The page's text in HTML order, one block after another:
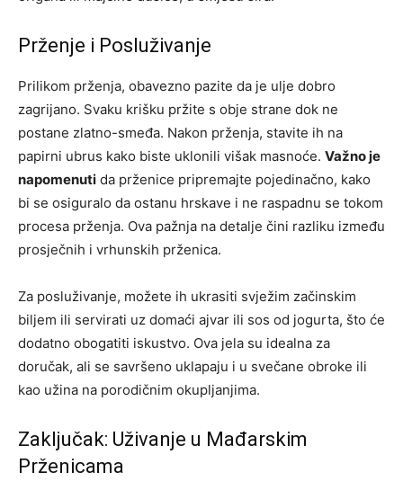
Prženje i Posluživanje
Prilikom prženja, obavezno pazite da je ulje dobro
zagrijano. Svaku krišku pržite s obje strane dok ne
postane zlatno-smeđa. Nakon prženja, stavite ih na
papirni ubrus kako biste uklonili višak masnoće. Važno je
napomenuti da prženice pripremajte pojedinačno, kako
bi se osiguralo da ostanu hrskave i ne raspadnu se tokom
procesa prženja. Ova pažnja na detalje čini razliku između
prosječnih i vrhunskih prženica.
Za posluživanje, možete ih ukrasiti svježim začinskim
biljem ili servirati uz domaći ajvar ili sos od jogurta, što će
dodatno obogatiti iskustvo. Ova jela su idealna za
doručak, ali se savršeno uklapaju i u svečane obroke ili
kao užina na porodičnim okupljanjima.
Zaključak: Uživanje u Mađarskim
Prženicama